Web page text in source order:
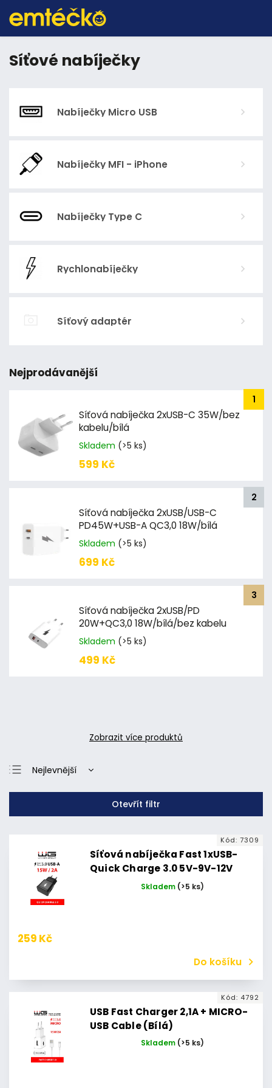
Síťové nabíječky
Nabíječky Micro USB
Nabíječky MFI - iPhone
Nabíječky Type C
Rychlonabíječky
Síťový adaptér
Nejprodávanější
Síťová nabíječka 2xUSB-C 35W/bez
kabelu/bílá
Skladem (>5 ks)
599 Kč
Síťová nabíječka 2xUSB/USB-C
PD45W+USB-A QC3,0 18W/bílá
Skladem (>5 ks)
699 Kč
Síťová nabíječka 2xUSB/PD
20W+QC3,0 18W/bílá/bez kabelu
Skladem (>5 ks)
499 Kč
Zobrazit více produktů
Nejlevnější
Nejdražší
Otevřít filtr
Síťová nabíječka Fast 1xUSB-
Quick Charge 3.0 5V-9V-12V
(Bez kabelu) (Černá)
Skladem (>5 ks)
259 Kč
Do košíku
Kód: 7309
USB Fast Charger 2,1A + MICRO-
USB Cable (Bílá)
Skladem (>5 ks)
Kód: 4792